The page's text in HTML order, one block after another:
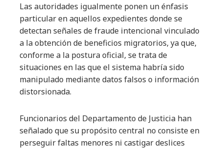
Las autoridades igualmente ponen un énfasis
particular en aquellos expedientes donde se
detectan señales de fraude intencional vinculado
a la obtención de beneficios migratorios, ya que,
conforme a la postura oficial, se trata de
situaciones en las que el sistema habría sido
manipulado mediante datos falsos o información
distorsionada.
Funcionarios del Departamento de Justicia han
señalado que su propósito central no consiste en
perseguir faltas menores ni castigar deslices